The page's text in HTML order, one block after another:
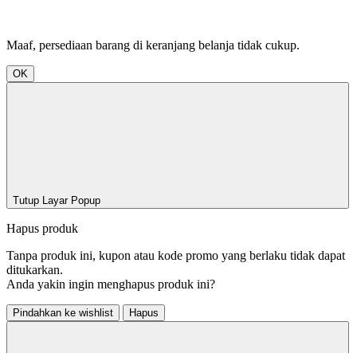
Maaf, persediaan barang di keranjang belanja tidak cukup.
OK
Tutup Layar Popup
Hapus produk
Tanpa produk ini, kupon atau kode promo yang berlaku tidak dapat
ditukarkan.
Anda yakin ingin menghapus produk ini?
Pindahkan ke wishlist Hapus